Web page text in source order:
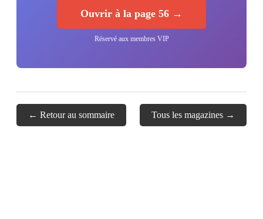
Ouvrir à la page 56 →
Réservé aux membres VIP
← Retour au sommaire Tous les magazines →